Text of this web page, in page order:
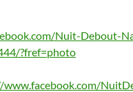
Nuit-Debout-
?fref=photo